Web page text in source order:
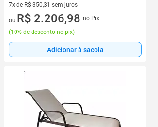
7x de R$ 350,31 sem juros
7 vez de R$ 350,31 sem juros
ou R$ 2.206,98 no Pix
(10% de desconto no pix)
Adicionar à sacola